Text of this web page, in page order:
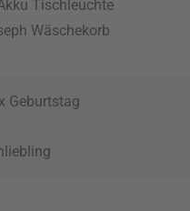
Tischleuchte
Wäschekorb
Geburtstag